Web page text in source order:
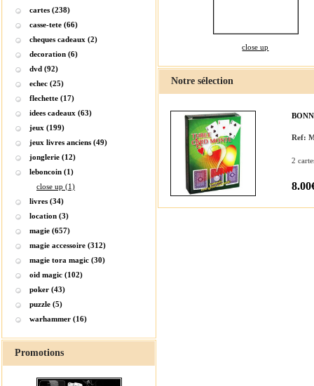
cartes (238)
casse-tete (66)
cheques cadeaux (2)
decoration (6)
dvd (92)
echec (25)
flechette (17)
idees cadeaux (63)
jeux (199)
jeux livres anciens (49)
jonglerie (12)
leboncoin (1)
close up (1)
livres (34)
location (3)
magie (657)
magie accessoire (312)
magie tora magic (30)
oid magic (102)
poker (43)
puzzle (5)
warhammer (16)
Promotions
close up
Notre sélection
Ref:
2